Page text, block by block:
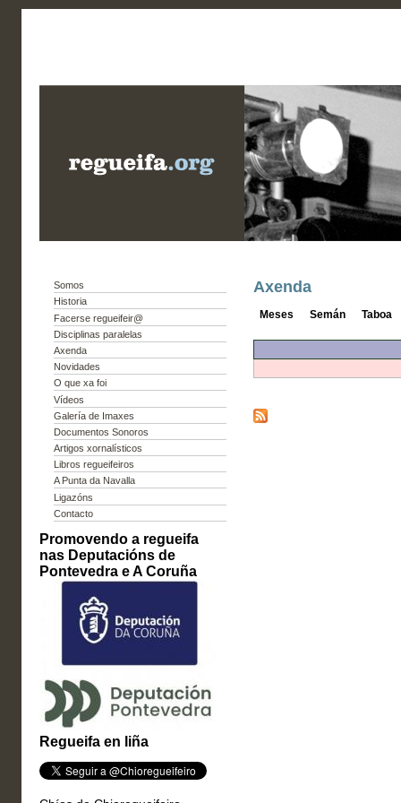
Somos
Historia
Facerse regueifeir@
Disciplinas paralelas
Axenda
Novidades
O que xa foi
Vídeos
Galería de Imaxes
Documentos Sonoros
Artigos xornalísticos
Libros regueifeiros
A Punta da Navalla
Ligazóns
Contacto
Promovendo a regueifa
nas Deputacións de
Pontevedra e A Coruña
Regueifa en liña
Axenda
Meses Semán Taboa